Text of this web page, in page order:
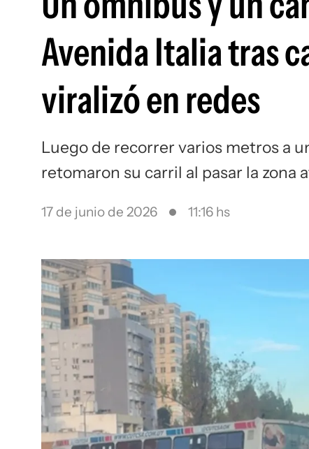
Avenida Italia tras
viralizó en redes
Luego de recorrer varios metros a
retomaron su carril al pasar la zona
17 de junio de 2026 11:16 hs